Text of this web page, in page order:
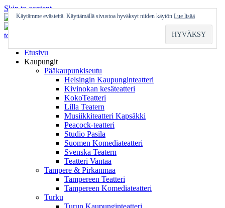
Skip to content
Etusivu
Kaupungit
Pääkaupunkiseutu
Helsingin Kaupunginteatteri
Kivinokan kesäteatteri
KokoTeatteri
Lilla Teatern
Musiikkiteatteri Kapsäkki
Peacock-teatteri
Studio Pasila
Suomen Komediateatteri
Svenska Teatern
Teatteri Vantaa
Tampere & Pirkanmaa
Tampereen Teatteri
Tampereen Komediateatteri
Turku
Turun Kaupunginteatteri
Käytämme evästeitä. Käyttämällä sivustoa hyväksyt niiden käytön Lue lisää